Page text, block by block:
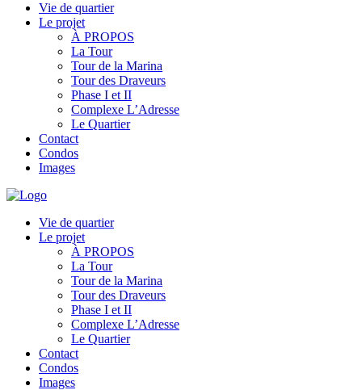
Vie de quartier
Le projet
À PROPOS
La Tour
Tour de la Marina
Tour des Draveurs
Phase I et II
Complexe L’Adresse
Le Quartier
Contact
Condos
Images
Vie de quartier
Le projet
À PROPOS
La Tour
Tour de la Marina
Tour des Draveurs
Phase I et II
Complexe L’Adresse
Le Quartier
Contact
Condos
Images